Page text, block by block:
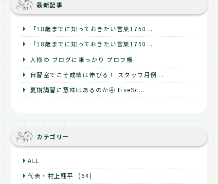
最新記事
「18歳までに知っておきたい言葉1750...
「18歳までに知っておきたい言葉1750...
人様の ブログに乗っかり プロフ帳
自習室でこそ成績は伸びる！ スタッフ月例...
夏期講習に意味はあるのか④ FiveSc...
カテゴリー
ALL
代表・村上翔平
(64)